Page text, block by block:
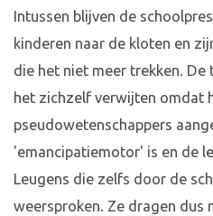
Intussen blijven de
kinderen naar de kloten en
die het niet meer trekken.
het zichzelf verwijten omdat
pseudowetenschappers
'emancipatiemotor' is en de
Leugens die zelfs door de
weersproken. Ze dragen dus